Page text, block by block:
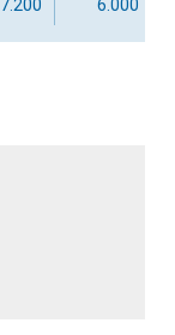
7.200
6.000